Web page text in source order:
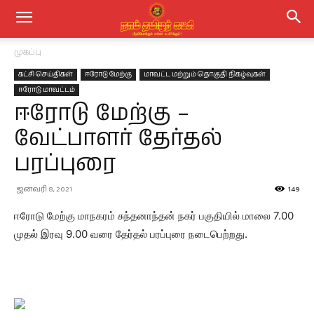
முகப்பு
கட்சி செய்திகள் ஈரோடு மேற்கு
மாவட்ட மற்றும் தொகுதி நிகழ்வுகள்
ஈரோடு மாவட்டம்
ஈரோடு மேற்கு –
வேட்பாளர் தேர்தல்
பரப்புரை
ஜனவரி 8, 2021 149
ஈரோடு மேற்கு மாநகரம் சுந்தனாந்தன் நகர் பகுதியில் மாலை 7.00
முதல் இரவு 9.00 வரை தேர்தல் பரப்புரை நடைபெற்றது.